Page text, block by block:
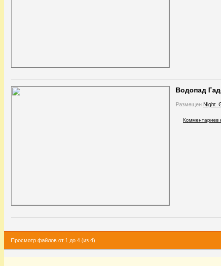
Водопад
Размещен
Комментариев
Просмотр файлов от 1 до 4 (из 4)